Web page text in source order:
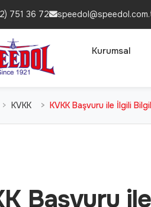
751 36 72
Kurumsal
KVKK KVKK Başvuru ile İlgili
Başvuru